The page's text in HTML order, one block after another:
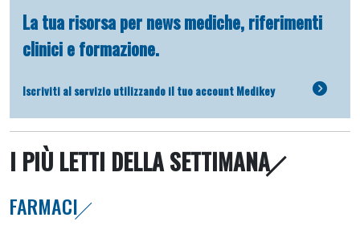
La tua risorsa per news mediche, riferimenti
clinici e formazione.
Iscriviti al servizio utilizzando il tuo account Medikey
I PIÙ LETTI DELLA SETTIMANA
FARMACI